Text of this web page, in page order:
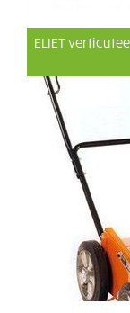
ELIET